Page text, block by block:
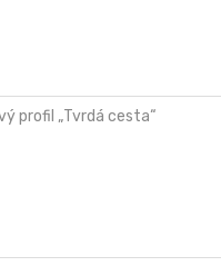
profil „Tvrdá cesta“